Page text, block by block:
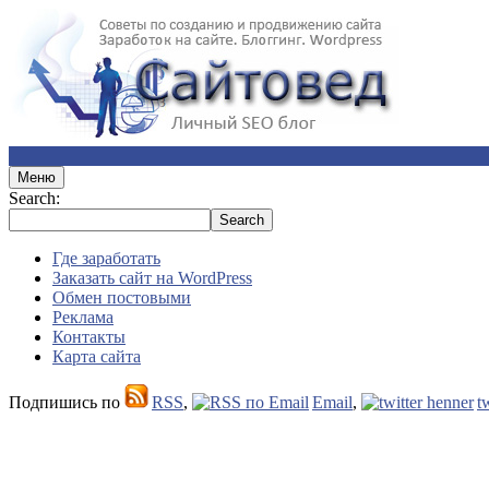
Меню
Search:
Где заработать
Заказать сайт на WordPress
Обмен постовыми
Реклама
Контакты
Карта сайта
Подпишись по RSS, Email,